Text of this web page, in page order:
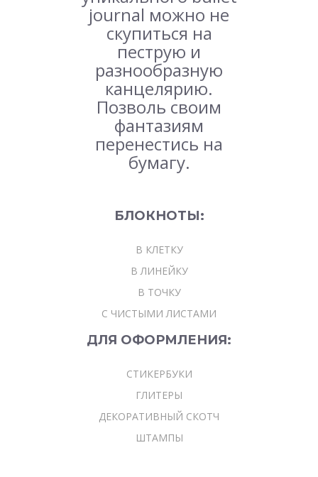
journal можно не
скупиться на
пеструю и
разнообразную
канцелярию.
Позволь своим
фантазиям
перенестись на
бумагу.
БЛОКНОТЫ:
В КЛЕТКУ
В ЛИНЕЙКУ
В ТОЧКУ
С ЧИСТЫМИ ЛИСТАМИ
ДЛЯ ОФОРМЛЕНИЯ:
СТИКЕРБУКИ
ГЛИТЕРЫ
ДЕКОРАТИВНЫЙ СКОТЧ
ШТАМПЫ